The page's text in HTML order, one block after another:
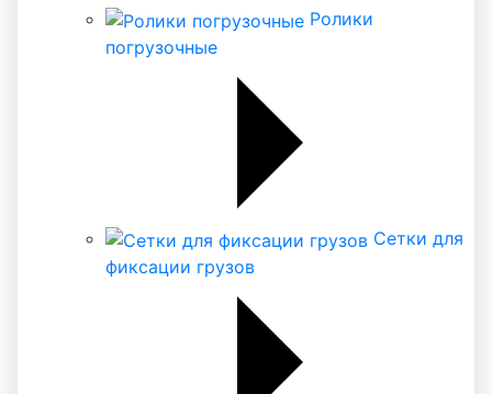
Ролики
погрузочные
Сетки для
фиксации грузов